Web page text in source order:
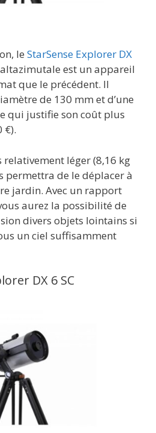
le StarSense Explorer DX
est un appareil
que le précédent. Il
de 130 mm et d’une
qui justifie son coût plus
€).
léger (8,16 kg
permettra de le déplacer à
jardin. Avec un rapport
aurez la possibilité de
divers objets lointains si
un ciel suffisamment
DX 6 SC